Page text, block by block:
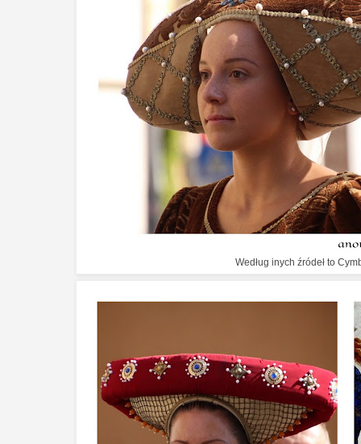
Według inych źródeł to